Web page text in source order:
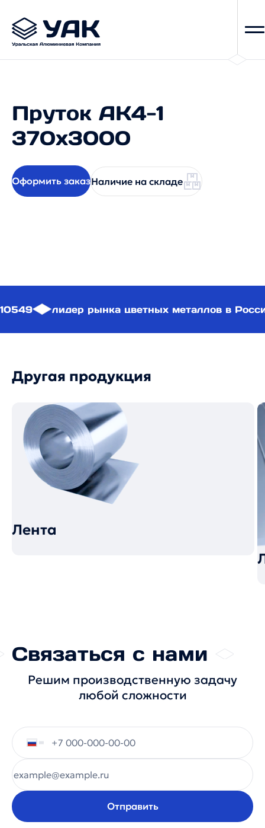
Пруток АК4-1
370x3000
Оформить заказНаличие на складе
10549 лидер рынка цветных металлов в
Другая продукция
Лента
Связаться с нами
Решим производственную задачу
любой сложности
Отправить